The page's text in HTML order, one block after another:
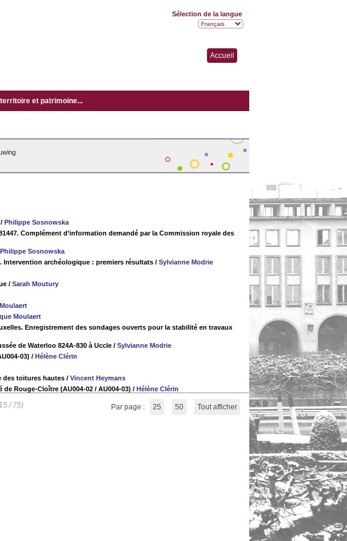
Accueil
et patrimoine...
/ Philippe Sosnowska
Complément d’information demandé par la Commission royale des
Philippe Sosnowska
Intervention archéologique : premiers résultats / Sylvianne Modrie
/ Sarah Moutury
Moulaert
Enregistrement des sondages ouverts pour la stabilité en travaux
de Waterloo 824A-830 à Uccle / Sylvianne Modrie
03) / Hélène Clérin
des toitures hautes / Vincent Heymans
Rouge-Cloître (AU004-02 / AU004-03) / Hélène Clérin
/ 75) Par page : 25 50 Tout afficher
Sélection de la langue